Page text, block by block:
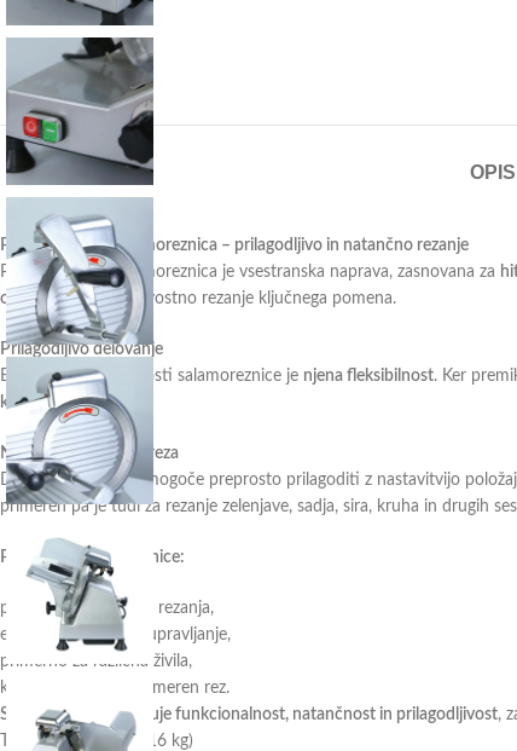
OPIS
Polavtomatska salamoreznica – prilagodljivo in natančno rezanje
Polavtomatska salamoreznica je vsestranska naprava, zasnovana za
obratih, kjer je kakovostno rezanje ključnega pomena.
Prilagodljivo delovanje
Ena največjih prednosti salamoreznice je njena fleksibilnost. Ker
kakovost reza.
Nastavljiva debelina reza
Debelino rezanja je mogoče preprosto prilagoditi z nastavitvijo
primeren pa je tudi za rezanje zelenjave, sadja, sira, kruha in drugih
Prednosti salamoreznice:
prilagodljiva debelina rezanja,
enostavno in varno upravljanje,
primerno za različna živila,
kakovosten in enakomeren rez.
Salamoreznica združuje funkcionalnost, natančnost in prilagodljivost,
Teža (bruto): 14 kg (16 kg)